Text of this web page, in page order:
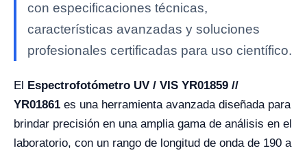
con especificaciones técnicas,
características avanzadas y soluciones
profesionales certificadas para uso científico.
El Espectrofotómetro UV / VIS YR01859 //
YR01861 es una herramienta avanzada diseñada para
brindar precisión en una amplia gama de análisis en el
laboratorio, con un rango de longitud de onda de 190 a